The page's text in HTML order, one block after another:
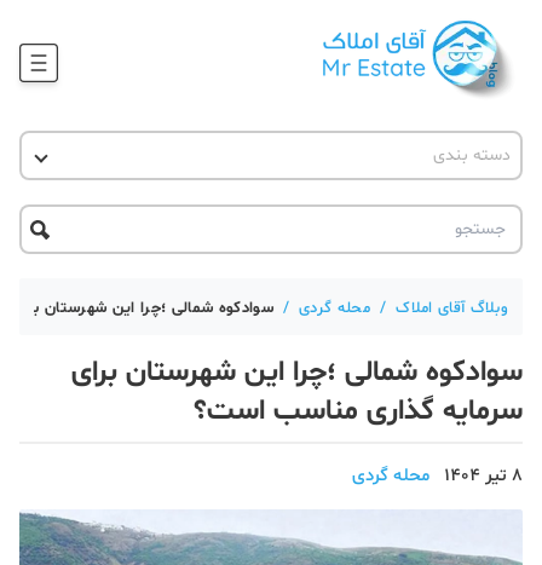
آموزش املاک
حقوقی
آکادمی
دسته بندی
آقای مشاور املاک
آکادمی آقای املاک
آموزش املاک
آموزش پلتفرم آقای املاک
اخبار مسکن
تحلیل مسکن
دکوراسیون
وبلاگ آقای املاک / محله گردی / سوادکوه شمالی ؛چرا این شهرستان
سوادکوه شمالی ؛چرا این شهرستان برای
سرمایه گذاری مناسب است؟
8 تیر 1404 محله گردی